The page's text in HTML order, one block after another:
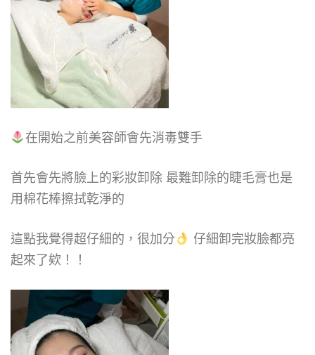
在開始之前美容師會先消毒雙手
首先會先將臉上的彩妝卸除 最難卸除的睫毛膏也是
用棉花棒擦拭乾淨的
這點我覺得超仔細的，很加分
仔細卸完妝臉都亮
起來了欸！！